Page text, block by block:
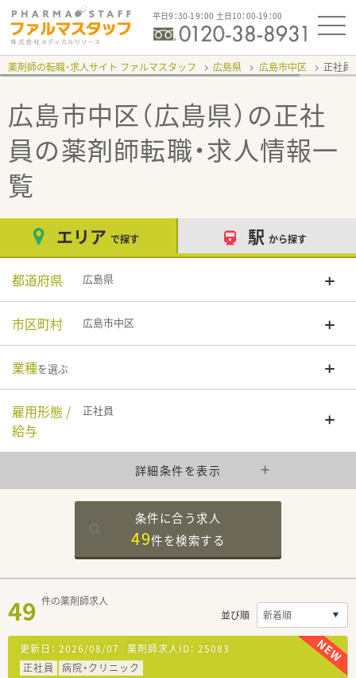
平日9：30-19：00 土日10：00-19：00
薬剤師の転職・求人サイト ファルマスタッフ 広島県 広島市中区 正社員
広島市中区（広島県）の正社
員の薬剤師転職・求人情報一
覧
エリア で探す 駅 から探す
都道府県 広島県
市区町村 広島市中区
業種を選ぶ
雇用形態 /
給与
正社員
詳細条件を表示
条件に合う求人
49件を検索する
49 件の薬剤師求人
並び順
更新日： 2026/08/07 薬剤師求人ID： 25083
正社員
病院・クリニック